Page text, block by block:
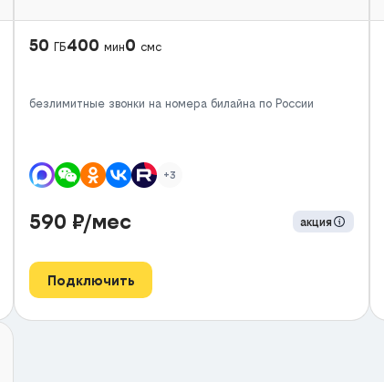
50 ГБ400 мин0 смс
безлимитные звонки на номера билайна по России
+3
590 ₽/мес акция
Подключить